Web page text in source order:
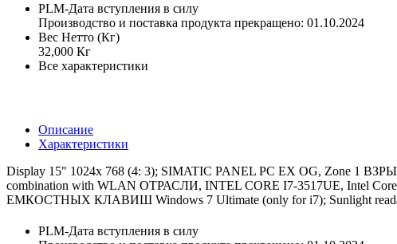
PLM-Дата вступления в силу
Производство и поставка продукта прекращено: 01.10.2024
Вес Нетто (Кг)
32,000 Кг
Все характеристики
Описание
Характеристики
Display 15" 1024x 768 (4: 3); SIMATIC PANEL PC EX OG,
combination with WLAN ОТРАСЛИ, INTEL CORE I7-3517UE,
ЕМКОСТНЫХ КЛАВИШ Windows 7 Ultimate (only for i7); Sunlight
PLM-Дата вступления в силу